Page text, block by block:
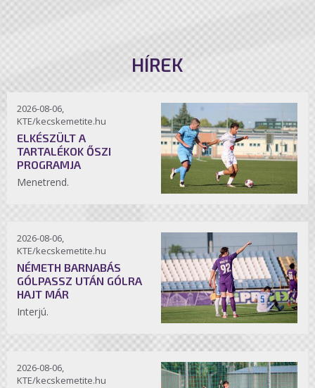
HÍREK
2026-08-06,
KTE/kecskemetite.hu
ELKÉSZÜLT A
TARTALÉKOK ŐSZI
PROGRAMJA
Menetrend.
2026-08-06,
KTE/kecskemetite.hu
NÉMETH BARNABÁS
GÓLPASSZ UTÁN GÓLRA
HAJT MÁR
Interjú.
2026-08-06,
KTE/kecskemetite.hu